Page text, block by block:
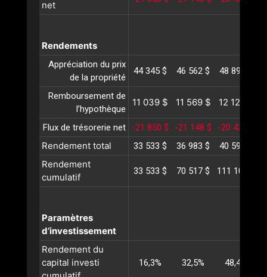
net
Rendements
Appréciation du prix
de la propriété
44 345 $ 46 562 $ 48 890 $
Remboursement de
l’hypothèque
11 039 $ 11 569 $ 12 126 $
Flux de trésorerie net -21 850 $ -21 148 $ -20 424 $
Rendement total 33 533 $ 36 983 $ 40 591 $
Rendement
cumulatif
33 533 $ 70 517 $ 111 109 $
Paramètres
d’investissement
Rendement du
capital investi
16,3% 32,5% 48,4%